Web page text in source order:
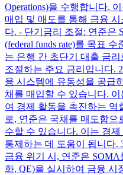
Operations)을 수행합니다.
매입 및 매도를 통해 금융
다. - 단기금리 조절: 연준은
(federal funds rate)를 목표
는 은행 간 초단기 대출 금
조절하는 주요 금리입니다.
융 시스템에 유동성을 공급
채를 매입할 수 있습니다.
여 경제 활동을 촉진하는 역
로, 연준은 국채를 매도함
수할 수 있습니다. 이는 경
통제하는 데 도움이 됩니다.
금융 위기 시, 연준은
화, QE)을 실시하여 금융 시